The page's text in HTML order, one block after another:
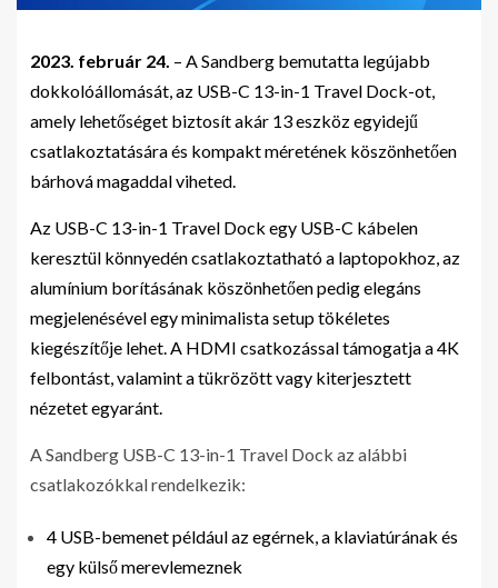
2023. február 24. – A Sandberg bemutatta legújabb
dokkolóállomását, az USB-C 13-in-1 Travel Dock-ot,
amely lehetőséget biztosít akár 13 eszköz egyidejű
csatlakoztatására és kompakt méretének köszönhetően
bárhová magaddal viheted.
Az USB-C 13-in-1 Travel Dock egy USB-C kábelen
keresztül könnyedén csatlakoztatható a laptopokhoz, az
alumínium borításának köszönhetően pedig elegáns
megjelenésével egy minimalista setup tökéletes
kiegészítője lehet. A HDMI csatkozással támogatja a 4K
felbontást, valamint a tükrözött vagy kiterjesztett
nézetet egyaránt.
A Sandberg USB-C 13-in-1 Travel Dock az alábbi
csatlakozókkal rendelkezik:
4 USB-bemenet például az egérnek, a klaviatúrának és
egy külső merevlemeznek